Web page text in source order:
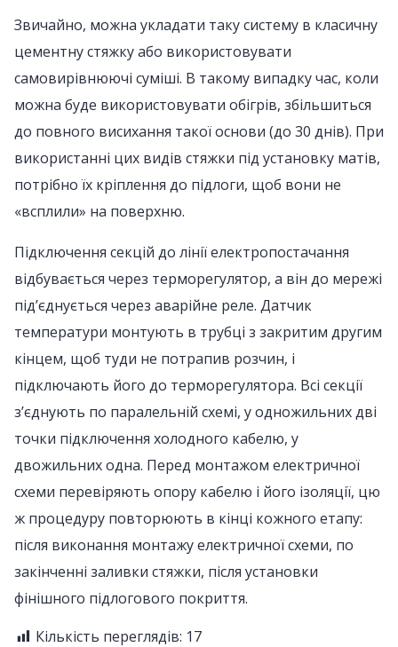
Звичайно, можна укладати таку систему в класичну
цементну стяжку або використовувати
самовирівнюючі суміші. В такому випадку час, коли
можна буде використовувати обігрів, збільшиться
до повного висихання такої основи (до 30 днів). При
використанні цих видів стяжки під установку матів,
потрібно їх кріплення до підлоги, щоб вони не
«всплили» на поверхню.
Підключення секцій до лінії електропостачання
відбувається через терморегулятор, а він до мережі
під’єднується через аварійне реле. Датчик
температури монтують в трубці з закритим другим
кінцем, щоб туди не потрапив розчин, і
підключають його до терморегулятора. Всі секції
з’єднують по паралельній схемі, у одножильних дві
точки підключення холодного кабелю, у
двожильних одна. Перед монтажом електричної
схеми перевіряють опору кабелю і його ізоляції, цю
ж процедуру повторюють в кінці кожного етапу:
після виконання монтажу електричної схеми, по
закінченні заливки стяжки, після установки
фінішного підлогового покриття.
Кількість переглядів: 17